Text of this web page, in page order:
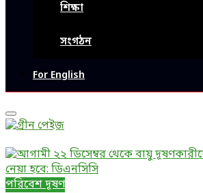
শিক্ষা
সংগঠন
For English
Primary
Menu
পরিবেশ দূষণ